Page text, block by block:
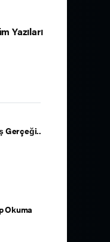
Yazıları
Gerçeği..
Okuma